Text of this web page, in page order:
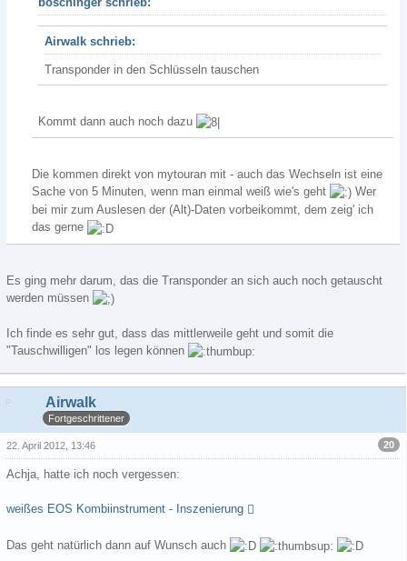
Airwalk schrieb:
Transponder in den Schlüsseln tauschen
Kommt dann auch noch dazu
Die kommen direkt von mytouran mit - auch das Wechseln ist eine
Sache von 5 Minuten, wenn man einmal weiß wie's geht
Wer
bei mir zum Auslesen der (Alt)-Daten vorbeikommt, dem zeig' ich
das gerne
Es ging mehr darum, das die Transponder an sich auch noch getauscht
werden müssen
Ich finde es sehr gut, dass das mittlerweile geht und somit die
"Tauschwilligen" los legen können
Airwalk
Fortgeschrittener
20
22. April 2012, 13:46
Achja, hatte ich noch vergessen:
weißes EOS Kombiinstrument - Inszenierung
Das geht natürlich dann auf Wunsch auch